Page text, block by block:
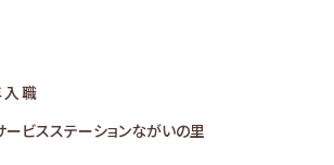
職
ビスステーションながいの里